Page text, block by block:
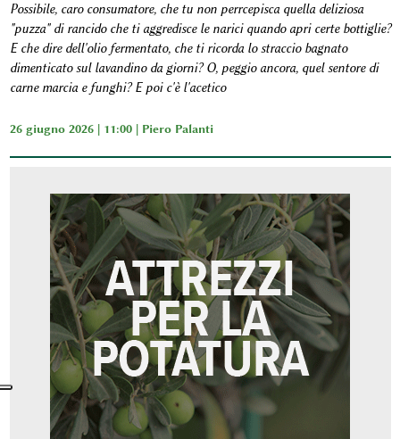
Possibile, caro consumatore, che tu non perrcepisca quella deliziosa
"puzza" di rancido che ti aggredisce le narici quando apri certe bottiglie?
E che dire dell'olio fermentato, che ti ricorda lo straccio bagnato
dimenticato sul lavandino da giorni? O, peggio ancora, quel sentore di
carne marcia e funghi? E poi c'è l'acetico
26 giugno 2026 | 11:00 | Piero Palanti